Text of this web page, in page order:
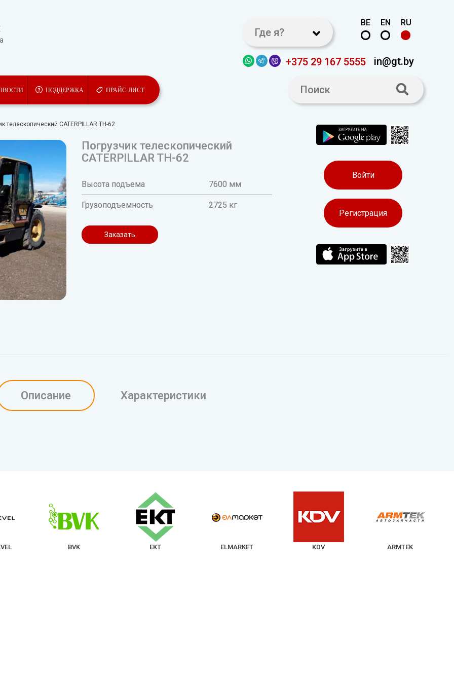
Где я?
RU
EN
BE
+375 29 167 5555 in@gt.by
ПОДДЕРЖКА ПРАЙС-ЛИСТ
телескопический CATERPILLAR TH-62
Погрузчик телескопический
CATERPILLAR TH-62
Высота подъема 7600 мм
Грузоподъемность 2725 кг
Заказать
Войти
Регистрация
Описание Характеристики
BVK EKT ELMARKET KDV ARMTEK